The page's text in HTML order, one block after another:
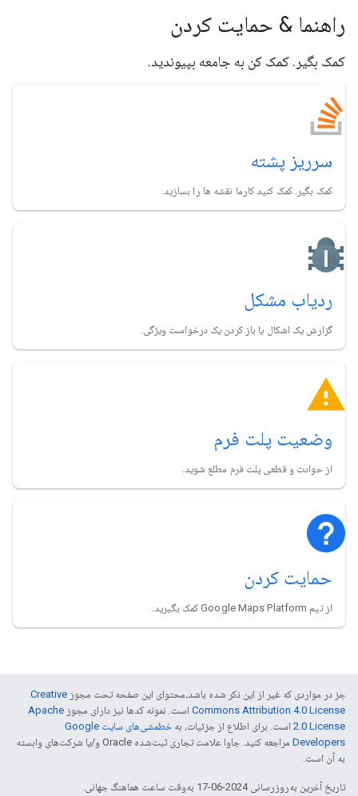
راهنما & حمایت کردن
کمک بگیر. کمک کن به جامعه بپیوندید.
سرریز پشته
کمک بگیر. کمک کنید کارما نقشه ها را بسازید.
ردیاب مشکل
گزارش یک اشکال یا باز کردن یک درخواست ویژگی.
وضعیت پلت فرم
از حوادث و قطعی پلت فرم مطلع شوید.
حمایت کردن
از تیم Google Maps Platform کمک بگیرید.
جز در مواردی که غیر از این ذکر شده باشد،‌محتوای این صفحه تحت مجوز Creative
Commons Attribution 4.0 License است. نمونه کدها نیز دارای مجوز Apache
2.0 License است. برای اطلاع از جزئیات، به
خطمشی‌های سایت Google
Developers‏
مراجعه کنید. جاوا علامت تجاری ثبت‌شده Oracle و/یا شرکت‌های وابسته
به آن است.
تاریخ آخرین به‌روزرسانی 2024-06-17 به‌وقت ساعت هماهنگ جهانی.